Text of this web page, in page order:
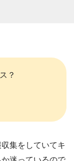
？
集をしていてキ